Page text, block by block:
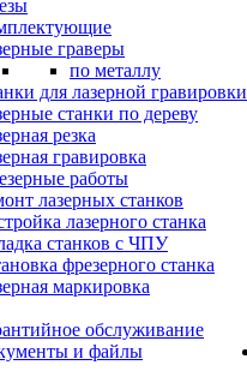
граверы
по металлу
для лазерной гравировки
станки по дереву
резка
гравировка
работы
лазерных станков
лазерного станка
станков с ЧПУ
фрезерного станка
маркировка
обслуживание
и файлы